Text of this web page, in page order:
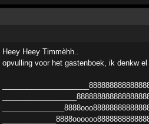
Heey Heey Timmèhh..
opvulling voor het gastenboek­, ik denkw